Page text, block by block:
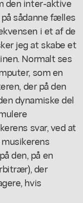
sådanne fælles
i et af de
jeg at skabe et
Normalt ses
som en
der på den
dynamiske del
svar, ved at
den, på en
der
hvis